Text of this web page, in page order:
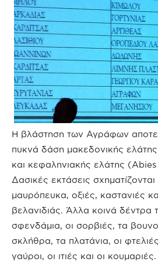
Η βλάστηση των Αγράφων
πυκνά δάση μακεδονικής
και κεφαληνιακής ελάτης
Δασικές εκτάσεις
μαυρόπευκα, οξιές, καστανιές
βελανιδιάς. Άλλα κοινά δέντρα
σφενδάμια, οι σορβιές, τα
σκλήθρα, τα πλατάνια, οι
γαύροι, οι ιτιές και οι